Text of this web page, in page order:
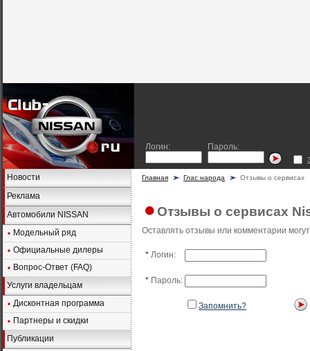
Логин: Пароль:
Новости
Реклама
Автомобили NISSAN
Модельный ряд
Официальные дилеры
Вопрос-Ответ (FAQ)
Услуги владельцам
Дисконтная программа
Партнеры и скидки
Публикации
Главная Глас народа Отзывы о сервисах
Отзывы о сервисах
Оставлять отзывы или комментарии
* Логин:
* Пароль:
Запомнить?